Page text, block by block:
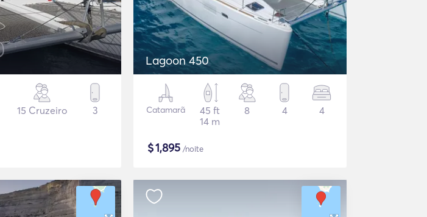
15 Cruzeiro 3
Lagoon 450
Catamarã
45 ft
14 m
8 4 4
$1,895 /noite